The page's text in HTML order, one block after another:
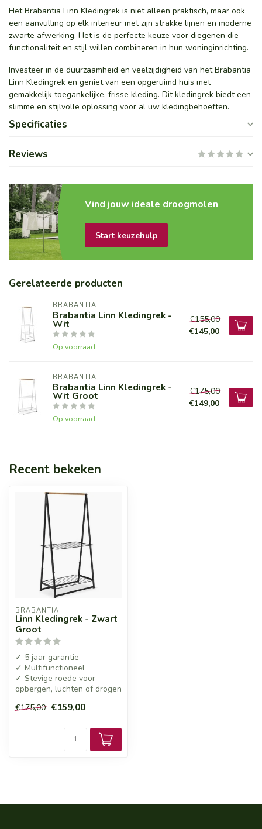
Het Brabantia Linn Kledingrek is niet alleen praktisch, maar ook
een aanvulling op elk interieur met zijn strakke lijnen en moderne
zwarte afwerking. Het is de perfecte keuze voor diegenen die
functionaliteit en stijl willen combineren in hun woninginrichting.
Investeer in de duurzaamheid en veelzijdigheid van het Brabantia
Linn Kledingrek en geniet van een opgeruimd huis met
gemakkelijk toegankelijke, frisse kleding. Dit kledingrek biedt een
slimme en stijlvolle oplossing voor al uw kledingbehoeften.
Specificaties
Reviews
Vind jouw ideale droogmolen
Start keuzehulp
Gerelateerde producten
BRABANTIA
Brabantia Linn Kledingrek -
Wit
Op voorraad
€155,00
€145,00
BRABANTIA
Brabantia Linn Kledingrek -
Wit Groot
Op voorraad
€175,00
€149,00
Recent bekeken
BRABANTIA
Linn Kledingrek - Zwart
Groot
✓ 5 jaar garantie
✓ Multifunctioneel
✓ Stevige roede voor
opbergen, luchten of drogen
€175,00 €159,00